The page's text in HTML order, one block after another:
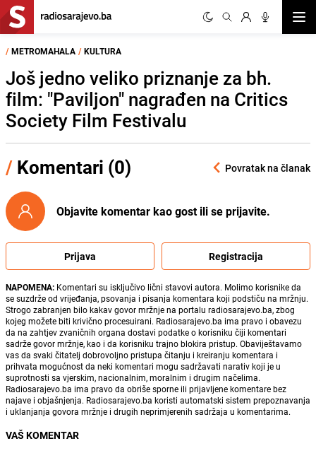
/ METROMAHALA / KULTURA
Još jedno veliko priznanje za bh.
film: "Paviljon" nagrađen na Critics
Society Film Festivalu
/ Komentari (0) Povratak na članak
Objavite komentar kao gost ili se prijavite.
Prijava Registracija
NAPOMENA: Komentari su isključivo lični stavovi autora. Molimo korisnike da
se suzdrže od vrijeđanja, psovanja i pisanja komentara koji podstiču na mržnju.
Strogo zabranjen bilo kakav govor mržnje na portalu radiosarajevo.ba, zbog
kojeg možete biti krivično procesuirani. Radiosarajevo.ba ima pravo i obavezu
da na zahtjev zvaničnih organa dostavi podatke o korisniku čiji komentari
sadrže govor mržnje, kao i da korisniku trajno blokira pristup. Obaviještavamo
vas da svaki čitatelj dobrovoljno pristupa čitanju i kreiranju komentara i
prihvata mogućnost da neki komentari mogu sadržavati narativ koji je u
suprotnosti sa vjerskim, nacionalnim, moralnim i drugim načelima.
Radiosarajevo.ba ima pravo da obriše sporne ili prijavljene komentare bez
najave i objašnjenja. Radiosarajevo.ba koristi automatski sistem prepoznavanja
i uklanjanja govora mržnje i drugih neprimjerenih sadržaja u komentarima.
VAŠ KOMENTAR